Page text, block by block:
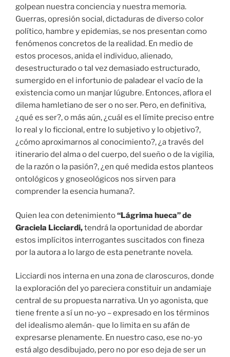
golpean nuestra conciencia y nuestra memoria.
Guerras, opresión social, dictaduras de diverso color
político, hambre y epidemias, se nos presentan como
fenómenos concretos de la realidad. En medio de
estos procesos, anida el individuo, alienado,
desestructurado o tal vez demasiado estructurado,
sumergido en el infortunio de paladear el vacío de la
existencia como un manjar lúgubre. Entonces, aflora el
dilema hamletiano de ser o no ser. Pero, en definitiva,
¿qué es ser?, o más aún, ¿cuál es el límite preciso entre
lo real y lo ficcional, entre lo subjetivo y lo objetivo?,
¿cómo aproximarnos al conocimiento?, ¿a través del
itinerario del alma o del cuerpo, del sueño o de la vigilia,
de la razón o la pasión?, ¿en qué medida estos planteos
ontológicos y gnoseológicos nos sirven para
comprender la esencia humana?.
Quien lea con detenimiento“Lágrima hueca” de
Graciela Licciardi,tendrá la oportunidad de abordar
estos implícitos interrogantes suscitados con fineza
por la autora a lo largo de esta penetrante novela.
Licciardi nos interna en una zona de claroscuros, donde
la exploración del yo pareciera constituir un andamiaje
central de su propuesta narrativa. Un yo agonista, que
tiene frente a sí un no-yo – expresado en los términos
del idealismo alemán- que lo limita en su afán de
expresarse plenamente. En nuestro caso, ese no-yo
está algo desdibujado, pero no por eso deja de ser un